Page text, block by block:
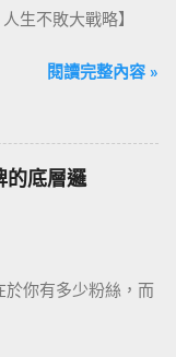
生不敗大戰略】
閱讀完整內容 »
的底層邏
你有多少粉絲，而